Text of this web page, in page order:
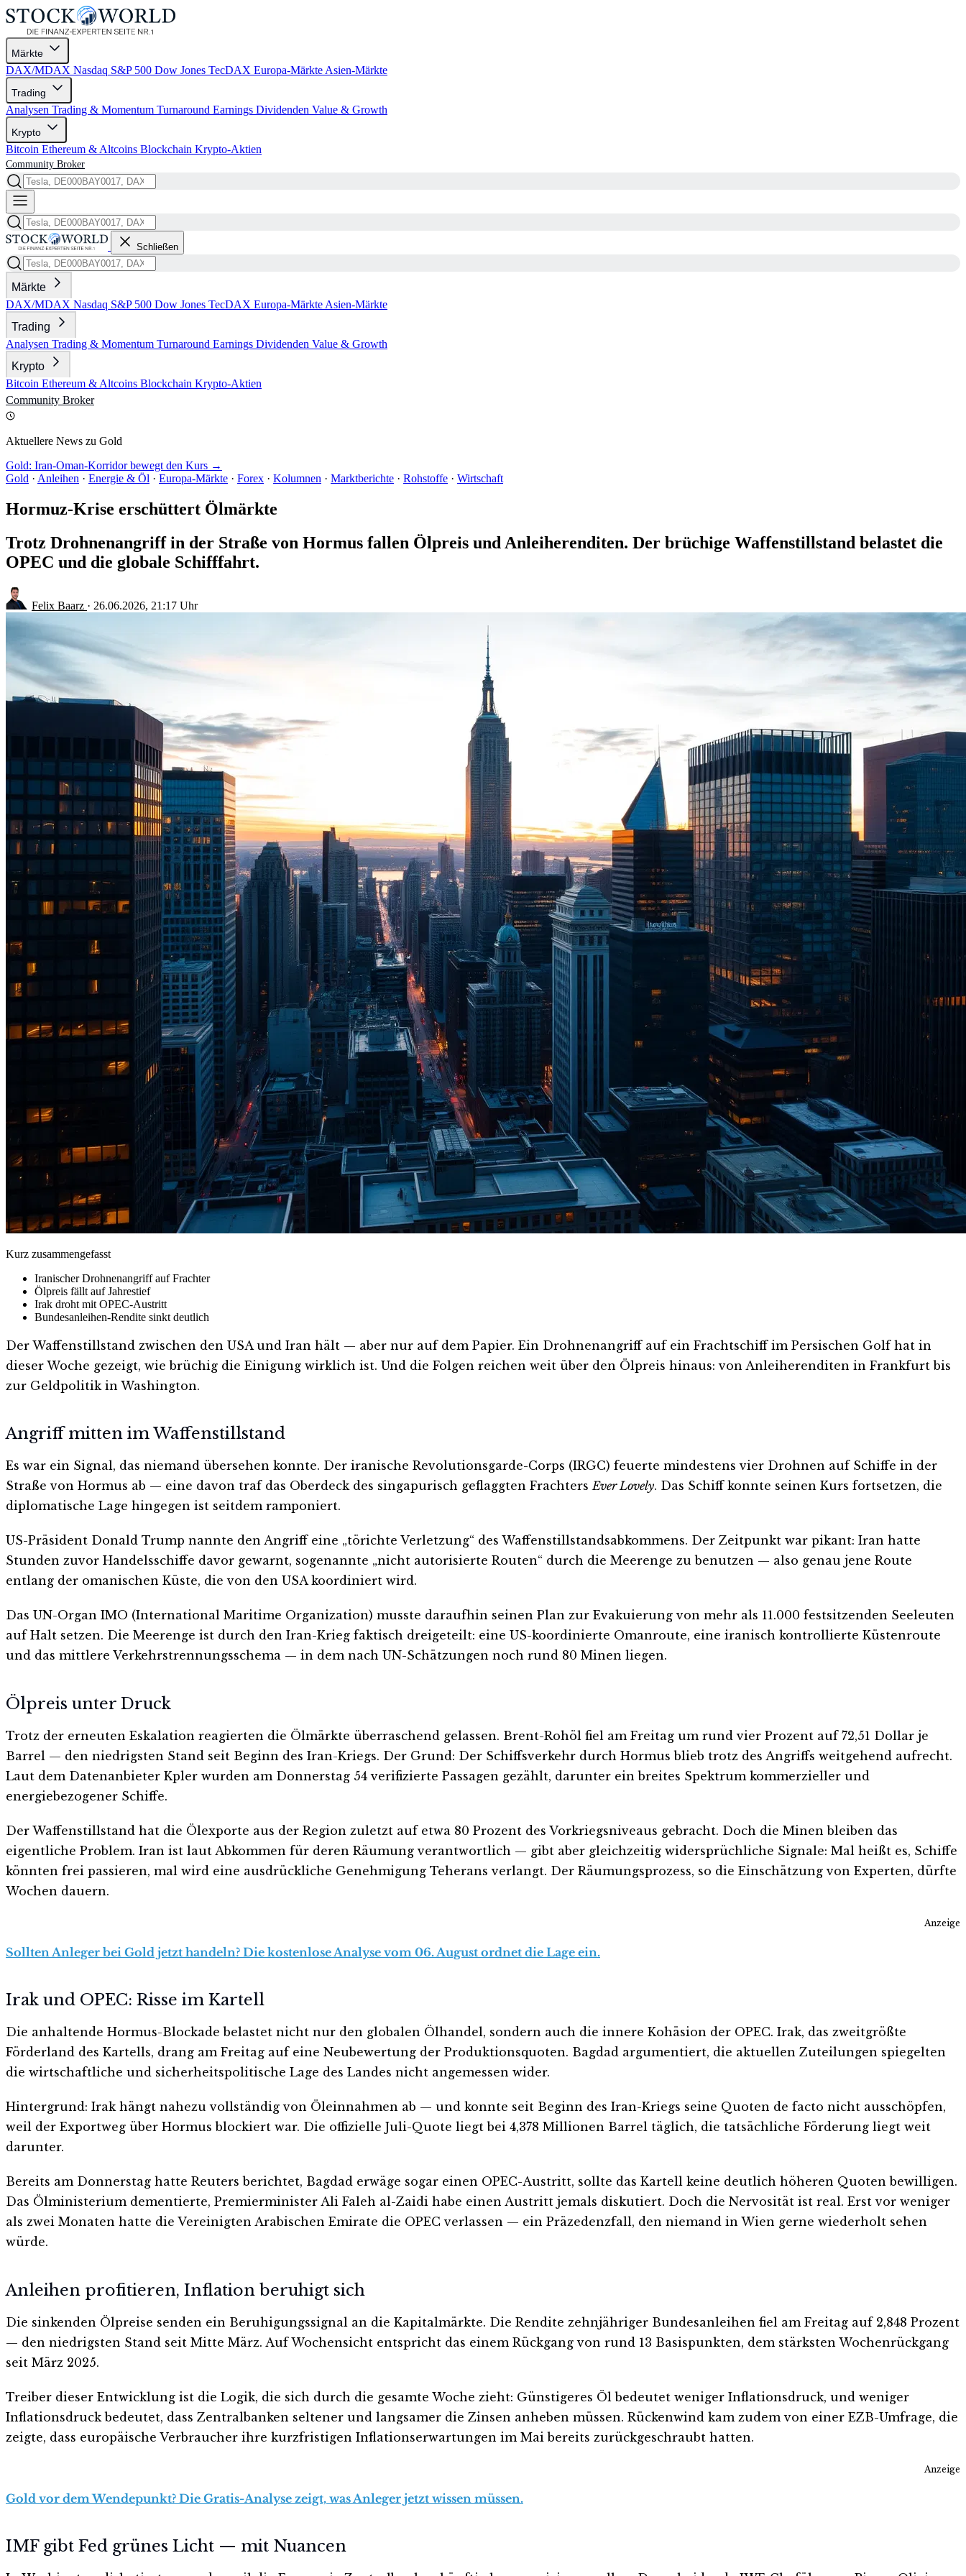
Märkte
DAX/MDAX Nasdaq S&P 500 Dow Jones TecDAX Europa-Märkte Asien-Märkte
Trading
Analysen Trading & Momentum Turnaround Earnings Dividenden Value & Growth
Krypto
Bitcoin Ethereum & Altcoins Blockchain Krypto-Aktien
Community Broker
Schließen
Märkte
DAX/MDAX Nasdaq S&P 500 Dow Jones TecDAX Europa-Märkte Asien-Märkte
Trading
Analysen Trading & Momentum Turnaround Earnings Dividenden Value & Growth
Krypto
Bitcoin Ethereum & Altcoins Blockchain Krypto-Aktien
Community Broker
Aktuellere News zu Gold
Gold: Iran-Oman-Korridor bewegt den Kurs →
Gold · Anleihen · Energie & Öl · Europa-Märkte · Forex · Kolumnen · Marktberichte · Rohstoffe · Wirtschaft
Hormuz-Krise erschüttert Ölmärkte
Trotz Drohnenangriff in der Straße von Hormus fallen Ölpreis und Anleiherenditen. Der brüchige Waffenstillstand belastet die
OPEC und die globale Schifffahrt.
Felix Baarz · 26.06.2026, 21:17 Uhr
Kurz zusammengefasst
Iranischer Drohnenangriff auf Frachter
Ölpreis fällt auf Jahrestief
Irak droht mit OPEC-Austritt
Bundesanleihen-Rendite sinkt deutlich
Der Waffenstillstand zwischen den USA und Iran hält — aber nur auf dem Papier. Ein Drohnenangriff auf ein Frachtschiff im Persischen Golf hat in
dieser Woche gezeigt, wie brüchig die Einigung wirklich ist. Und die Folgen reichen weit über den Ölpreis hinaus: von Anleiherenditen in Frankfurt bis
zur Geldpolitik in Washington.
Angriff mitten im Waffenstillstand
Es war ein Signal, das niemand übersehen konnte. Der iranische Revolutionsgarde-Corps (IRGC) feuerte mindestens vier Drohnen auf Schiffe in der
Straße von Hormus ab — eine davon traf das Oberdeck des singapurisch geflaggten FrachtersEver Lovely. Das Schiff konnte seinen Kurs fortsetzen, die
diplomatische Lage hingegen ist seitdem ramponiert.
US-Präsident Donald Trump nannte den Angriff eine „törichte Verletzung“ des Waffenstillstandsabkommens. Der Zeitpunkt war pikant: Iran hatte
Stunden zuvor Handelsschiffe davor gewarnt, sogenannte „nicht autorisierte Routen“ durch die Meerenge zu benutzen — also genau jene Route
entlang der omanischen Küste, die von den USA koordiniert wird.
Das UN-Organ IMO (International Maritime Organization) musste daraufhin seinen Plan zur Evakuierung von mehr als 11.000 festsitzenden Seeleuten
auf Halt setzen. Die Meerenge ist durch den Iran-Krieg faktisch dreigeteilt: eine US-koordinierte Omanroute, eine iranisch kontrollierte Küstenroute
und das mittlere Verkehrstrennungsschema — in dem nach UN-Schätzungen noch rund 80 Minen liegen.
Ölpreis unter Druck
Trotz der erneuten Eskalation reagierten die Ölmärkte überraschend gelassen. Brent-Rohöl fiel am Freitag um rund vier Prozent auf 72,51 Dollar je
Barrel — den niedrigsten Stand seit Beginn des Iran-Kriegs. Der Grund: Der Schiffsverkehr durch Hormus blieb trotz des Angriffs weitgehend aufrecht.
Laut dem Datenanbieter Kpler wurden am Donnerstag 54 verifizierte Passagen gezählt, darunter ein breites Spektrum kommerzieller und
energiebezogener Schiffe.
Der Waffenstillstand hat die Ölexporte aus der Region zuletzt auf etwa 80 Prozent des Vorkriegsniveaus gebracht. Doch die Minen bleiben das
eigentliche Problem. Iran ist laut Abkommen für deren Räumung verantwortlich — gibt aber gleichzeitig widersprüchliche Signale: Mal heißt es, Schiffe
könnten frei passieren, mal wird eine ausdrückliche Genehmigung Teherans verlangt. Der Räumungsprozess, so die Einschätzung von Experten, dürfte
Wochen dauern.
Anzeige
Sollten Anleger bei Gold jetzt handeln? Die kostenlose Analyse vom 06. August ordnet die Lage ein.
Irak und OPEC: Risse im Kartell
Die anhaltende Hormus-Blockade belastet nicht nur den globalen Ölhandel, sondern auch die innere Kohäsion der OPEC. Irak, das zweitgrößte
Förderland des Kartells, drang am Freitag auf eine Neubewertung der Produktionsquoten. Bagdad argumentiert, die aktuellen Zuteilungen spiegelten
die wirtschaftliche und sicherheitspolitische Lage des Landes nicht angemessen wider.
Hintergrund: Irak hängt nahezu vollständig von Öleinnahmen ab — und konnte seit Beginn des Iran-Kriegs seine Quoten de facto nicht ausschöpfen,
weil der Exportweg über Hormus blockiert war. Die offizielle Juli-Quote liegt bei 4,378 Millionen Barrel täglich, die tatsächliche Förderung liegt weit
darunter.
Bereits am Donnerstag hatte Reuters berichtet, Bagdad erwäge sogar einen OPEC-Austritt, sollte das Kartell keine deutlich höheren Quoten bewilligen.
Das Ölministerium dementierte, Premierminister Ali Faleh al-Zaidi habe einen Austritt jemals diskutiert. Doch die Nervosität ist real. Erst vor weniger
als zwei Monaten hatte die Vereinigten Arabischen Emirate die OPEC verlassen — ein Präzedenzfall, den niemand in Wien gerne wiederholt sehen
würde.
Anleihen profitieren, Inflation beruhigt sich
Die sinkenden Ölpreise senden ein Beruhigungssignal an die Kapitalmärkte. Die Rendite zehnjähriger Bundesanleihen fiel am Freitag auf 2,848 Prozent
— den niedrigsten Stand seit Mitte März. Auf Wochensicht entspricht das einem Rückgang von rund 13 Basispunkten, dem stärksten Wochenrückgang
seit März 2025.
Treiber dieser Entwicklung ist die Logik, die sich durch die gesamte Woche zieht: Günstigeres Öl bedeutet weniger Inflationsdruck, und weniger
Inflationsdruck bedeutet, dass Zentralbanken seltener und langsamer die Zinsen anheben müssen. Rückenwind kam zudem von einer EZB-Umfrage, die
zeigte, dass europäische Verbraucher ihre kurzfristigen Inflationserwartungen im Mai bereits zurückgeschraubt hatten.
Anzeige
Gold vor dem Wendepunkt? Die Gratis-Analyse zeigt, was Anleger jetzt wissen müssen.
IMF gibt Fed grünes Licht — mit Nuancen